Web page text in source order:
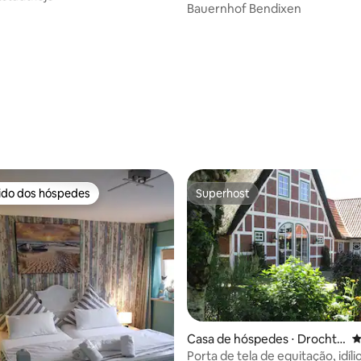
de 5, 20 avaliações
g
Bauernhof Bendixen
preferidos dos hóspedes
dos hóspedes Superhost
Superhost
Casa de hóspedes ⋅ Drochte
rsen
Porta de tela de equitação,